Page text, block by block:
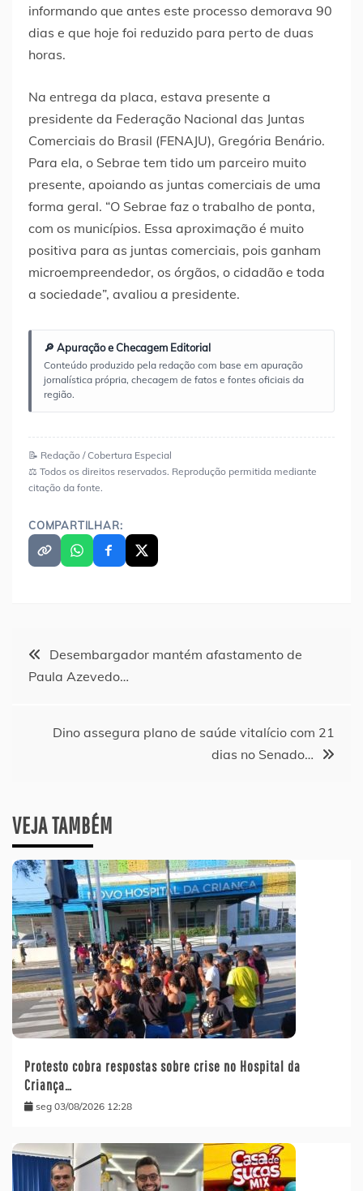
informando que antes este processo demorava 90
dias e que hoje foi reduzido para perto de duas
horas.
Na entrega da placa, estava presente a
presidente da Federação Nacional das Juntas
Comerciais do Brasil (FENAJU), Gregória Benário.
Para ela, o Sebrae tem tido um parceiro muito
presente, apoiando as juntas comerciais de uma
forma geral. “O Sebrae faz o trabalho de ponta,
com os municípios. Essa aproximação é muito
positiva para as juntas comerciais, pois ganham
microempreendedor, os órgãos, o cidadão e toda
a sociedade”, avaliou a presidente.
🔎 Apuração e Checagem Editorial
Conteúdo produzido pela redação com base em apuração
jornalística própria, checagem de fatos e fontes oficiais da
região.
📝 Redação / Cobertura Especial
⚖️ Todos os direitos reservados. Reprodução permitida mediante
citação da fonte.
COMPARTILHAR:
Navegação
Desembargador mantém afastamento de
Paula Azevedo…
Dino assegura plano de saúde vitalício com 21
dias no Senado…
VEJA TAMBÉM
Protesto cobra respostas sobre crise no Hospital da
Criança…
seg 03/08/2026 12:28